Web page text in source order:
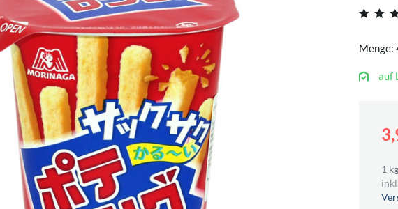
Menge:
auf
1